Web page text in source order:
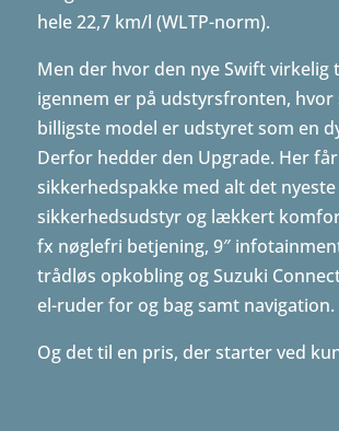
hele 22,7 km/l (WLTP-norm).
Men der hvor den nye Swift virkelig
igennem er på udstyrsfronten, hvor
billigste model er udstyret som en
Derfor hedder den Upgrade. Her
sikkerhedspakke med alt det nyeste
sikkerhedsudstyr og lækkert
fx nøglefri betjening, 9″
trådløs opkobling og Suzuki
el-ruder for og bag samt navigation.
Og det til en pris, der starter ved